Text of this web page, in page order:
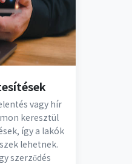
vagy hír
keresztül
így a lakók
lehetnek.
szerződés